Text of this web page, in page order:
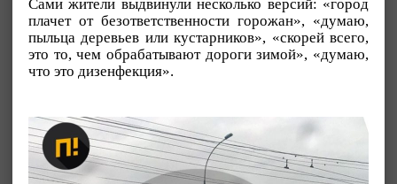
Cами жители выдвинули несколько версий: «город
плачет от безответственности горожан», «думаю,
пыльца деревьев или кустарников», «скорей всего,
это то, чем обрабатывают дороги зимой», «думаю,
что это дизенфекция».